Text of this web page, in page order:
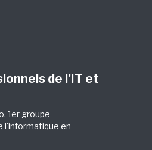
de l’IT et
, 1er groupe
l'informatique en